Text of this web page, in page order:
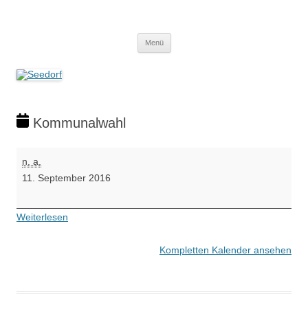
Menü
Kommunalwahl
n. a.
11. September 2016
Weiterlesen
Kompletten Kalender ansehen